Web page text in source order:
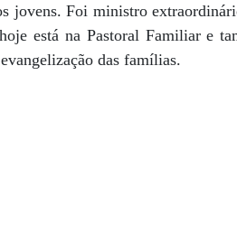
jovens. Foi ministro
está na Pastoral Familiar e
das famílias.